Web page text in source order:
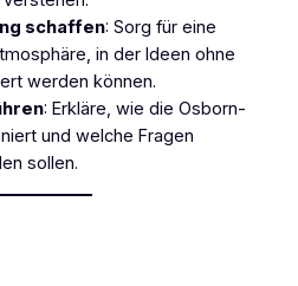
schaffen: Sorg für eine
in der Ideen ohne
werden können.
: Erkläre, wie die Osborn-
und welche Fragen
sollen.